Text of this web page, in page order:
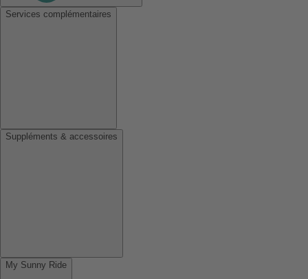
Services complémentaires
Suppléments & accessoires
My Sunny Ride